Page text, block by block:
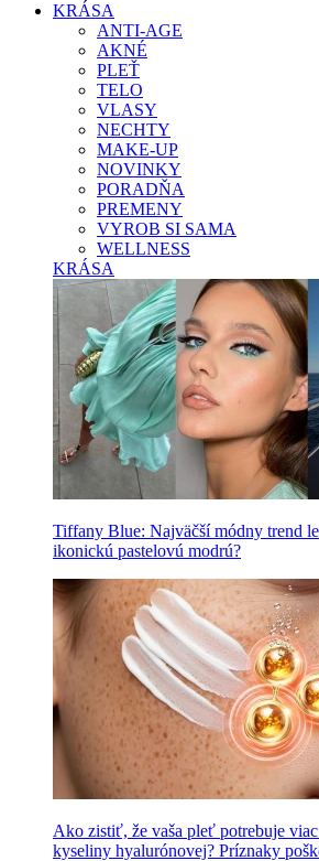
KRÁSA
ANTI-AGE
AKNÉ
PLEŤ
TELO
VLASY
NECHTY
MAKE-UP
NOVINKY
PORADŇA
PREMENY
VYROB SI SAMA
WELLNESS
KRÁSA
Tiffany Blue: Najväčší módny trend
ikonickú pastelovú modrú?
Ako zistiť, že vaša pleť potrebuje
kyseliny hyalurónovej? Príznaky